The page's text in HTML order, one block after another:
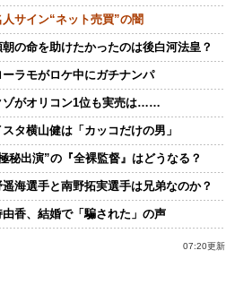
人サイン“ネット売買”の闇
朝の命を助けたかったのは後白河法皇？
ーラモがロケ中にガチナンパ
ゾがオリコン1位も実売は……
タ横山健は「カッコだけの男」
秘出演”の『全裸監督』はどうなる？
遥海選手と南野拓実選手は兄弟なのか？
由香、結婚で「騙された」の声
07:20更新